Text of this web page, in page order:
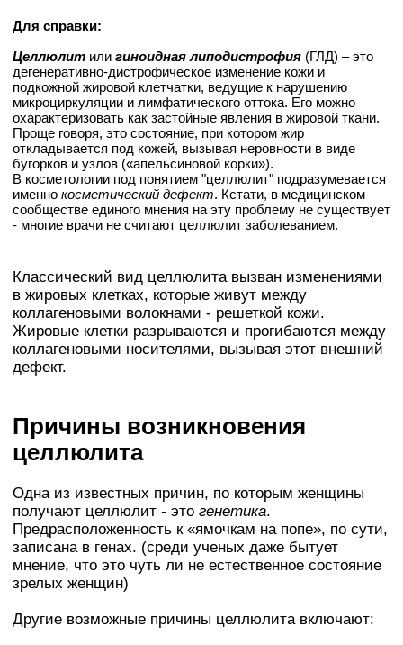
Для справки:
Целлюлит или гиноидная липодистрофия (ГЛД) – это
дегенеративно-дистрофическое изменение кожи и
подкожной жировой клетчатки, ведущие к нарушению
микроциркуляции и лимфатического оттока. Его можно
охарактеризовать как застойные явления в жировой ткани.
Проще говоря, это состояние, при котором жир
откладывается под кожей, вызывая неровности в виде
бугорков и узлов («апельсиновой корки»).
В косметологии под понятием "целлюлит" подразумевается
именно косметический дефект. Кстати, в медицинском
сообществе единого мнения на эту проблему не существует
- многие врачи не считают целлюлит заболеванием.
Классический вид целлюлита вызван изменениями
в жировых клетках, которые живут между
коллагеновыми волокнами - решеткой кожи.
Жировые клетки разрываются и прогибаются между
коллагеновыми носителями, вызывая этот внешний
дефект.
Причины возникновения
целлюлита
Одна из известных причин, по которым женщины
получают целлюлит - это генетика.
Предрасположенность к «ямочкам на попе», по сути,
записана в генах. (среди ученых даже бытует
мнение, что это чуть ли не естественное состояние
зрелых женщин)
Другие возможные причины целлюлита включают: